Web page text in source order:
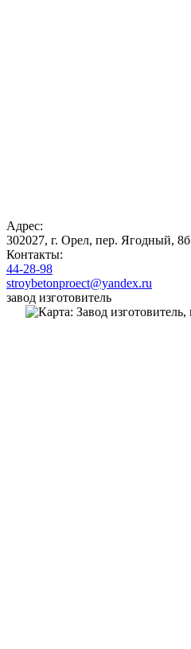
Адрес:
302027, г. Орел, пер. Ягодный, 8б
Контакты:
44-28-98
stroybetonproect@yandex.ru
завод изготовитель